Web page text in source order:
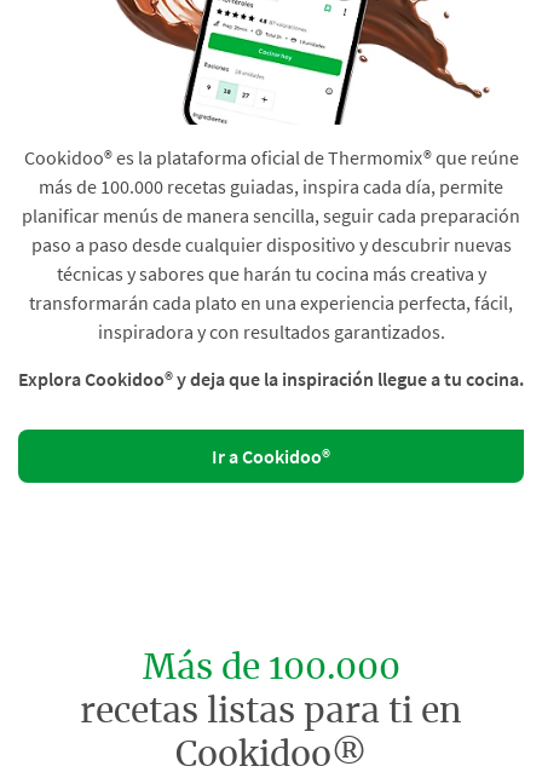
Cookidoo® es la plataforma oficial de Thermomix® que reúne
más de 100.000 recetas guiadas, inspira cada día, permite
planificar menús de manera sencilla, seguir cada preparación
paso a paso desde cualquier dispositivo y descubrir nuevas
técnicas y sabores que harán tu cocina más creativa y
transformarán cada plato en una experiencia perfecta, fácil,
inspiradora y con resultados garantizados.
Explora Cookidoo® y deja que la inspiración llegue a tu cocina.
Ir a Cookidoo®
Más de 100.000
recetas listas para ti en
Cookidoo®